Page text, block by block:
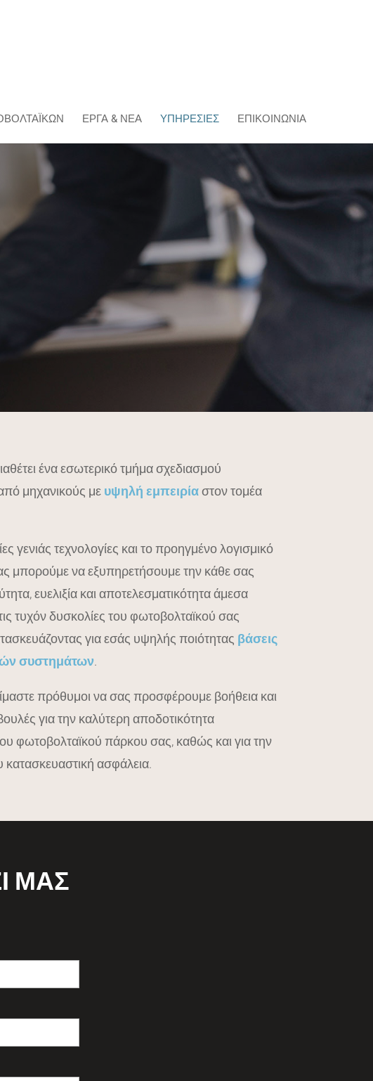
ΈΡΓΑ & ΝΕΑ ΥΠΗΡΕΣΊΕΣ ΕΠΙΚΟΙΝΩΝΊΑ
ένα εσωτερικό τμήμα σχεδιασμού
μηχανικούς με υψηλή εμπειρίαστον τομέα
γενιάς τεχνολογίες και το προηγμένο λογισμικό
μπορούμε να εξυπηρετήσουμε την κάθε σας
ευελιξία και αποτελεσματικότητα άμεσα
τυχόν δυσκολίες του φωτοβολταϊκού σας
για εσάς υψηλής ποιότητας βάσεις
συστημάτων.
πρόθυμοι να σας προσφέρουμε βοήθεια και
για την καλύτερη αποδοτικότητα
φωτοβολταϊκού πάρκου σας, καθώς και για την
κατασκευαστική ασφάλεια.
ΜΑΣ